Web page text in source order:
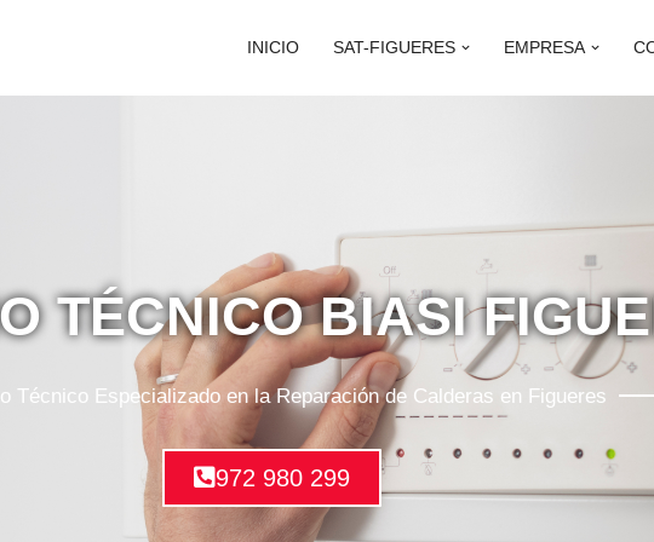
INICIO SAT-FIGUERES EMPRESA
TÉCNICO BIASI
Técnico Especializado en la Reparación de Calderas en Figueres
972 980 299